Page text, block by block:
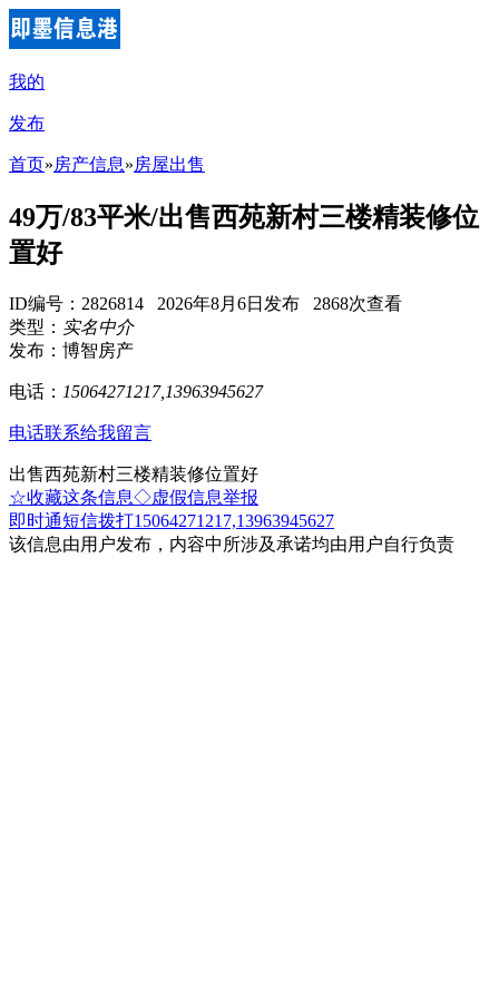
我的
发布
首页»房产信息»房屋出售
49万/83平米/出售西苑新村三楼精装修位
置好
ID编号：2826814 2026年8月6日发布 2868次查看
类型： 实名中介
发布：博智房产
电话： 15064271217,13963945627
电话联系给我留言
出售西苑新村三楼精装修位置好
☆收藏这条信息◇虚假信息举报
即时通短信拨打15064271217,13963945627
该信息由用户发布，内容中所涉及承诺均由用户自行负责